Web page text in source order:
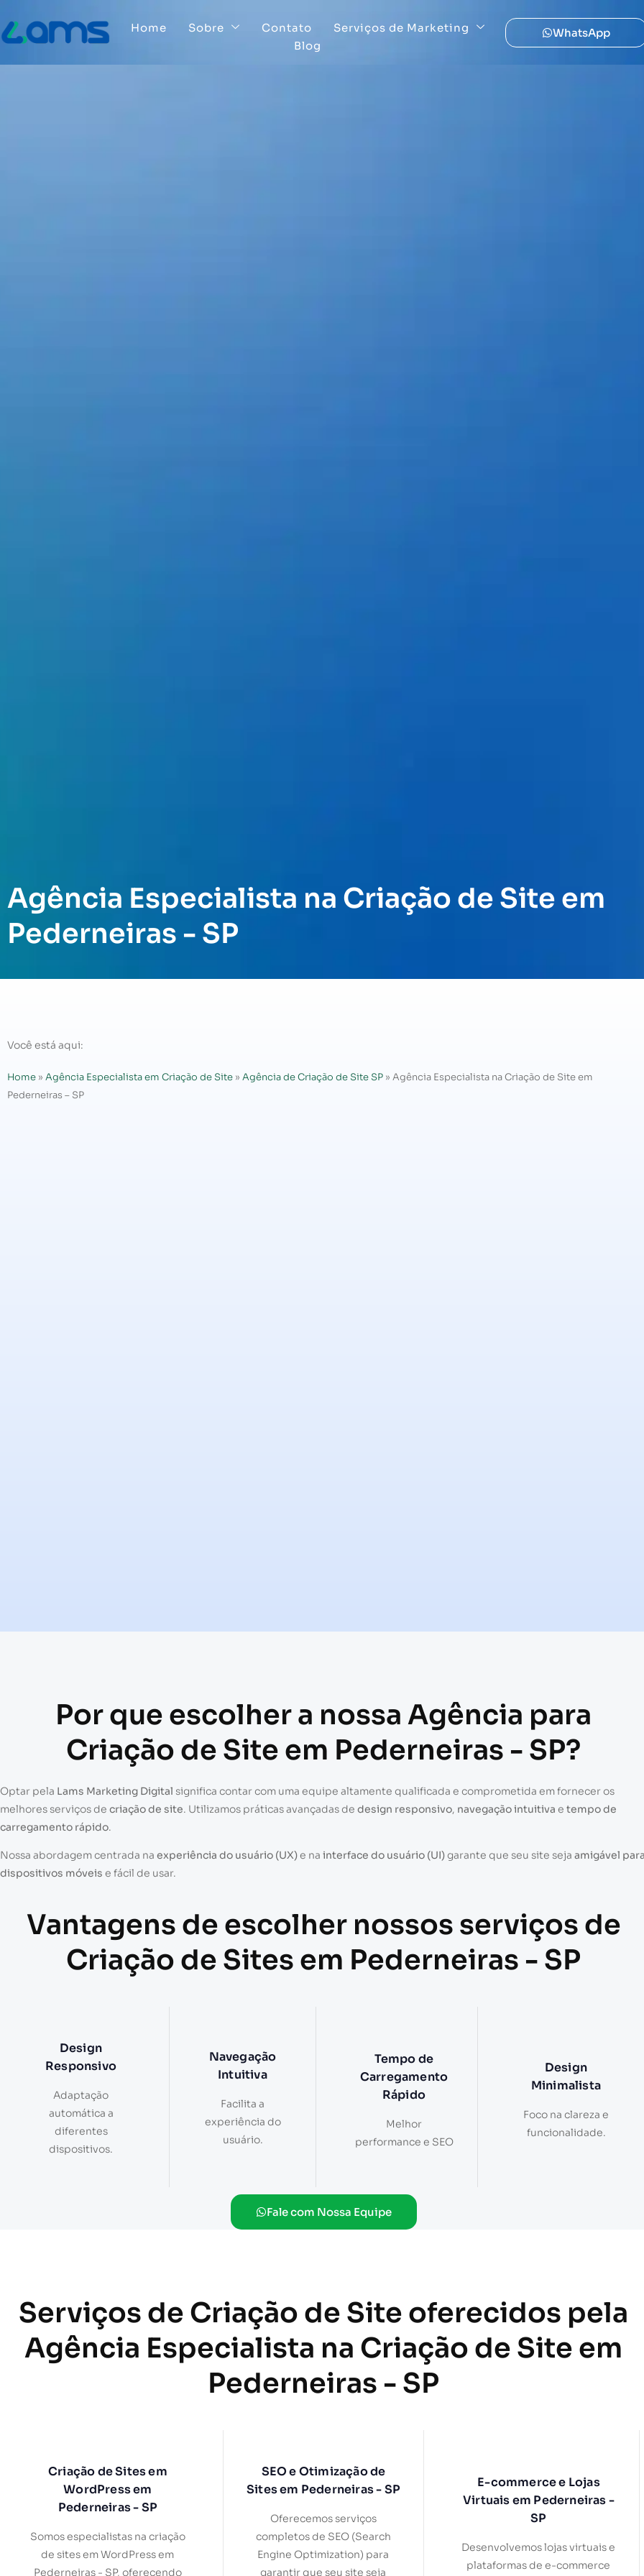
Home Sobre Contato
Serviços de Marketing
Blog
WhatsApp
Agência Especialista na Criação de Site em
Pederneiras - SP
Você está aqui:
Home » Agência Especialista em Criação de Site » Agência de Criação de Site SP » Agência Especialista na Criação de Site em
Pederneiras – SP
Por que escolher a nossa Agência para
Criação de Site em Pederneiras - SP?
Optar pela Lams Marketing Digital significa contar com uma equipe altamente qualificada e comprometida em fornecer os
melhores serviços de criação de site. Utilizamos práticas avançadas de design responsivo, navegação intuitiva e tempo de
carregamento rápido.
Nossa abordagem centrada na experiência do usuário (UX)e na interface do usuário (UI)garante que seu site seja amigável
dispositivos móveis e fácil de usar.
Vantagens de escolher nossos serviços de
Criação de Sites em Pederneiras - SP
Design
Responsivo
Adaptação
automática a
diferentes
dispositivos.
Navegação
Intuitiva
Facilita a
experiência do
usuário.
Tempo de
Carregamento
Rápido
Melhor
performance e SEO
Design
Minimalista
Foco na clareza e
funcionalidade.
Fale com Nossa Equipe
Serviços de Criação de Site oferecidos pela
Agência Especialista na Criação de Site em
Pederneiras - SP
Criação de Sites em
WordPress em
Pederneiras - SP
Somos especialistas na criação
de sites em WordPress em
Pederneiras - SP, oferecendo
SEO e Otimização de
Sites em Pederneiras - SP
Oferecemos serviços
completos de SEO (Search
Engine Optimization) para
garantir que seu site seja
E-commerce e Lojas
Virtuais em Pederneiras -
SP
Desenvolvemos lojas virtuais e
plataformas de e-commerce